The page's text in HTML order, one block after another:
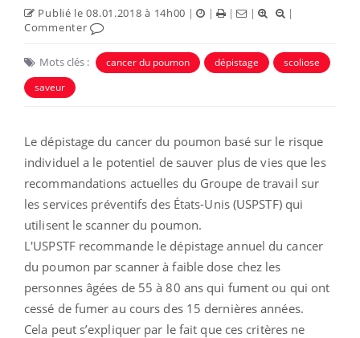
Publié le 08.01.2018 à 14h00 | | | |
|
Commenter
Mots clés : cancer du poumon dépistage
scoliose
saveur
Le dépistage du cancer du poumon basé sur le risque
individuel a le potentiel de sauver plus de vies que les
recommandations actuelles du Groupe de travail sur
les services préventifs des États-Unis (USPSTF) qui
utilisent le scanner du poumon.
L'USPSTF recommande le dépistage annuel du cancer
du poumon par scanner à faible dose chez les
personnes âgées de 55 à 80 ans qui fument ou qui ont
cessé de fumer au cours des 15 dernières années.
Cela peut s’expliquer par le fait que ces critères ne